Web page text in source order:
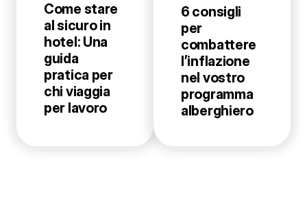
Come stare
al sicuro in
hotel: Una
guida
pratica per
chi viaggia
per lavoro
6 consigli
per
combattere
l’inflazione
nel vostro
programma
alberghiero